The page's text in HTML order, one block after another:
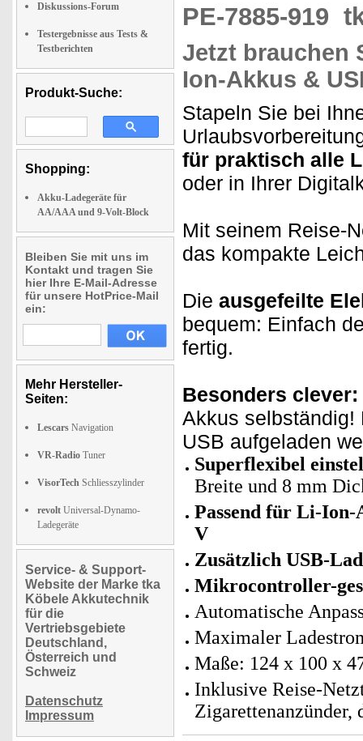
Diskussions-Forum
Testergebnisse aus Tests &
Testberichten
Produkt-Suche:
Shopping:
Akku-Ladegeräte für
AA/AAA und 9-Volt-Block
Bleiben Sie mit uns im
Kontakt und tragen Sie
hier Ihre E-Mail-Adresse
für unsere HotPrice-Mail
ein:
Mehr Hersteller-
Seiten:
Lescars Navigation
VR-Radio Tuner
VisorTech Schliesszylinder
revolt Universal-Dynamo-
Ladegeräte
Service- & Support-
Website der Marke tka
Köbele Akkutechnik
für die
Vertriebsgebiete
Deutschland,
Österreich und
Schweiz
Datenschutz
Impressum
PE-7885-919
Jetzt brauchen
Ion-Akkus &
Stapeln Sie bei
für praktisch alle
oder in Ihrer
Mit seinem Reise-
das kompakte
Die ausgefeilte
bequem: Einfach
fertig.
Besonders clever:
Akkus selbständig!
USB aufgeladen
Superflexibel
Breite und 8 mm
Passend für Li-
V
Zusätzlich USB-
Mikrocontroller-
Automatische
Maximaler
Maße: 124 x 100 x
Inklusive Reise-
Zigarettenanzünder,